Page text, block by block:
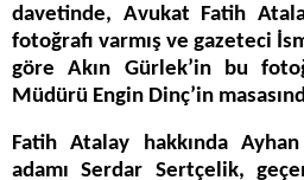
davetinde, Avukat Fatih
fotoğrafı varmış ve gazeteci
göre Akın Gürlek’in bu
Müdürü Engin Dinç’in
Fatih Atalay hakkında
adamı Serdar Sertçelik,